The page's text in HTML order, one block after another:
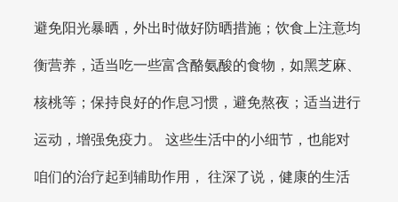
避免阳光暴晒，外出时做好防晒措施；饮食上注意均
衡营养，适当吃一些富含酪氨酸的食物，如黑芝麻、
核桃等；保持良好的作息习惯，避免熬夜；适当进行
运动，增强免疫力。 这些生活中的小细节，也能对
咱们的治疗起到辅助作用， 往深了说，健康的生活